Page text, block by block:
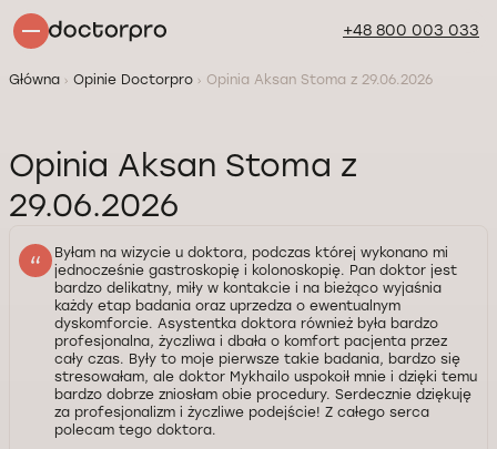
+48 800 003 033
Główna Opinie Doctorpro Opinia Aksan Stoma z 29.06.2026
Opinia Aksan Stoma z
29.06.2026
Byłam na wizycie u doktora, podczas której wykonano mi
jednocześnie gastroskopię i kolonoskopię. Pan doktor jest
bardzo delikatny, miły w kontakcie i na bieżąco wyjaśnia
każdy etap badania oraz uprzedza o ewentualnym
dyskomforcie. Asystentka doktora również była bardzo
profesjonalna, życzliwa i dbała o komfort pacjenta przez
cały czas. Były to moje pierwsze takie badania, bardzo się
stresowałam, ale doktor Mykhailo uspokoił mnie i dzięki temu
bardzo dobrze zniosłam obie procedury. Serdecznie dziękuję
za profesjonalizm i życzliwe podejście! Z całego serca
polecam tego doktora.